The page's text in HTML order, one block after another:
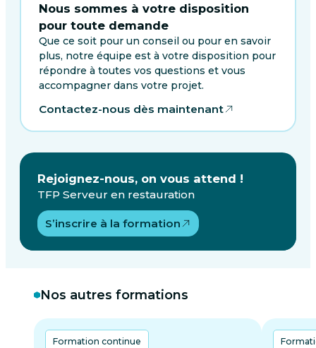
Nous sommes à votre disposition
pour toute demande
Que ce soit pour un conseil ou pour en savoir
plus, notre équipe est à votre disposition pour
répondre à toutes vos questions et vous
accompagner dans votre projet.
Contactez-nous dès maintenant
Rejoignez-nous, on vous attend !
TFP Serveur en restauration
S’inscrire à la formation
Nos autres formations
Formation continue